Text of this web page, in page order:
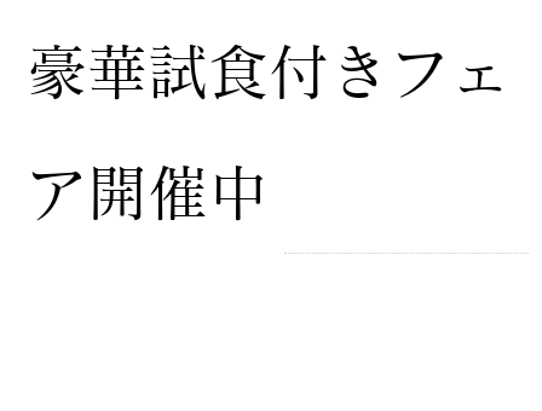
豪華試食付きフェ
ア開催中